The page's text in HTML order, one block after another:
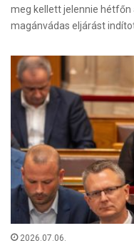
meg kellett jelennie hétfőn
magánvádas eljárást
2026.07.06.